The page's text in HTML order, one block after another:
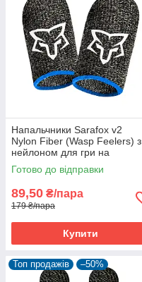
Напальчники Sarafox v2
Nylon Fiber (Wasp Feelers) з
нейлоном для гри на
смартфоні пабг pubg
Готово до відправки
89,50 ₴/пара
179 ₴/пара
Купити
Топ продажів –50%